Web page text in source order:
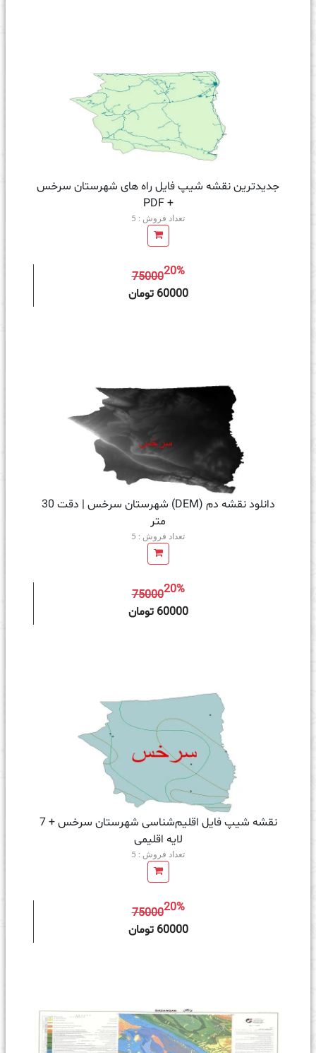
جدیدترین نقشه شیپ فایل راه های شهرستان سرخس
+ PDF
تعداد فروش : 5
7500020%
60000 تومان
دانلود نقشه دم (DEM) شهرستان سرخس | دقت 30
متر
تعداد فروش : 5
7500020%
60000 تومان
نقشه شیپ‌ فایل اقلیم‌شناسی شهرستان سرخس + 7
لایه اقلیمی
تعداد فروش : 5
7500020%
60000 تومان